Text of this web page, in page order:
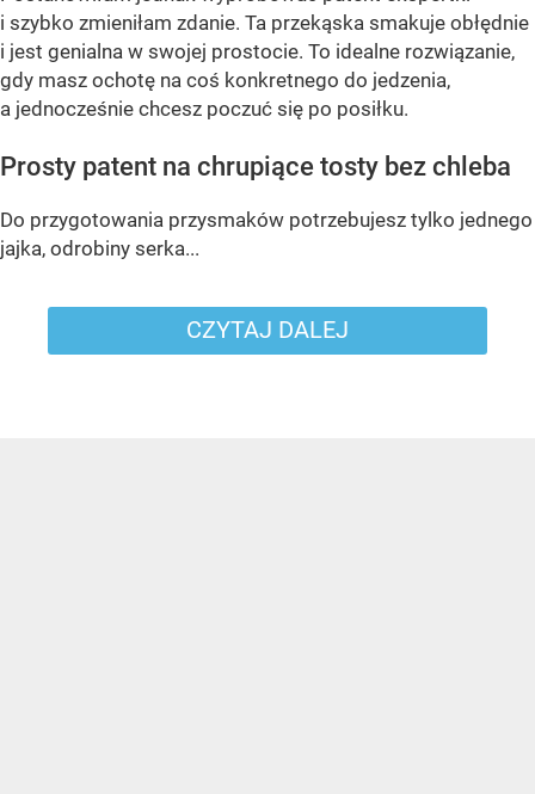
i szybko zmieniłam zdanie. Ta przekąska smakuje obłędnie
i jest genialna w swojej prostocie. To idealne rozwiązanie,
gdy masz ochotę na coś konkretnego do jedzenia,
a jednocześnie chcesz poczuć się po posiłku.
Prosty patent na chrupiące tosty bez chleba
Do przygotowania przysmaków potrzebujesz tylko jednego
jajka, odrobiny serka...
CZYTAJ DALEJ